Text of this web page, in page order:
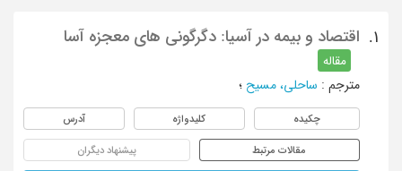
1. اقتصاد و بیمه در آسیا: دگرگونی های معجزه آسا
مقاله
مترجم : ساحلی، مسیح ؛
چکیده کلیدواژه آدرس
مقالات مرتبط پیشنهاد دیگران